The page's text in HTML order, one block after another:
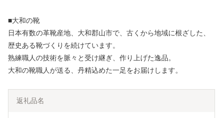
■大和の靴
日本有数の革靴産地、大和郡山市で、古くから地域に根ざした、
歴史ある靴づくりを続けています。
熟練職人の技術を脈々と受け継ぎ、作り上げた逸品。
大和の靴職人が送る、丹精込めた一足をお届けします。
返礼品名